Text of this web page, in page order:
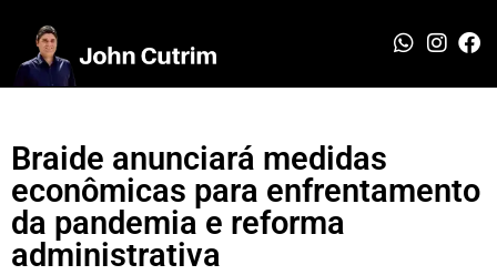
Braide anunciará medidas
econômicas para enfrentamento
da pandemia e reforma
administrativa